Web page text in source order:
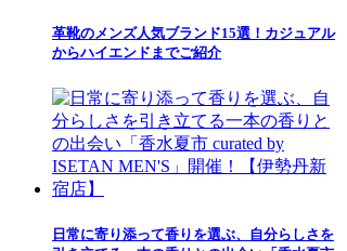
革靴のメンズ人気ブランド15選！カジュアル
からハイエンドまでご紹介
日常に寄り添って香りを選ぶ、自分らしさを